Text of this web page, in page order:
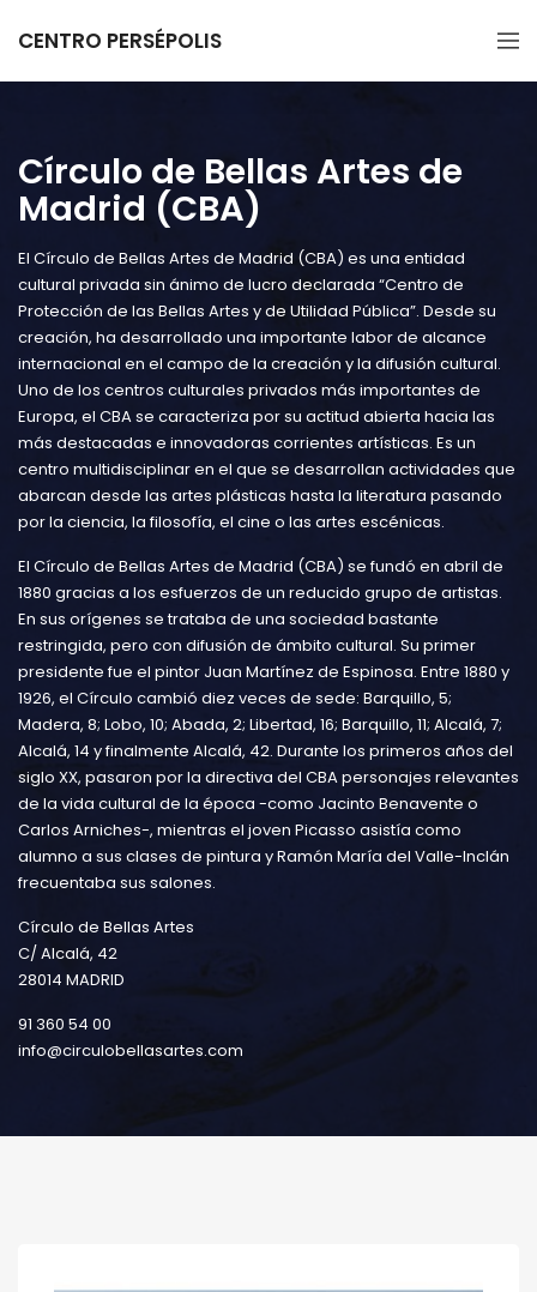
CENTRO PERSÉPOLIS
Círculo de Bellas Artes de
Madrid (CBA)
El Círculo de Bellas Artes de Madrid (CBA) es una entidad
cultural privada sin ánimo de lucro declarada “Centro de
Protección de las Bellas Artes y de Utilidad Pública”. Desde su
creación, ha desarrollado una importante labor de alcance
internacional en el campo de la creación y la difusión cultural.
Uno de los centros culturales privados más importantes de
Europa, el CBA se caracteriza por su actitud abierta hacia las
más destacadas e innovadoras corrientes artísticas. Es un
centro multidisciplinar en el que se desarrollan actividades que
abarcan desde las artes plásticas hasta la literatura pasando
por la ciencia, la filosofía, el cine o las artes escénicas.
El Círculo de Bellas Artes de Madrid (CBA) se fundó en abril de
1880 gracias a los esfuerzos de un reducido grupo de artistas.
En sus orígenes se trataba de una sociedad bastante
restringida, pero con difusión de ámbito cultural. Su primer
presidente fue el pintor Juan Martínez de Espinosa. Entre 1880 y
1926, el Círculo cambió diez veces de sede: Barquillo, 5;
Madera, 8; Lobo, 10; Abada, 2; Libertad, 16; Barquillo, 11; Alcalá, 7;
Alcalá, 14 y finalmente Alcalá, 42. Durante los primeros años del
siglo XX, pasaron por la directiva del CBA personajes relevantes
de la vida cultural de la época -como Jacinto Benavente o
Carlos Arniches-, mientras el joven Picasso asistía como
alumno a sus clases de pintura y Ramón María del Valle-Inclán
frecuentaba sus salones.
Círculo de Bellas Artes
C/ Alcalá, 42
28014 MADRID
91 360 54 00
info@circulobellasartes.com